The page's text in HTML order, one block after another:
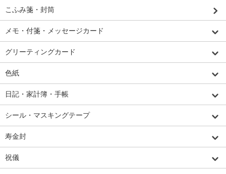
こふみ箋・封筒
メモ・付箋・メッセージカード
グリーティングカード
色紙
日記・家計簿・手帳
シール・マスキングテープ
寿金封
祝儀